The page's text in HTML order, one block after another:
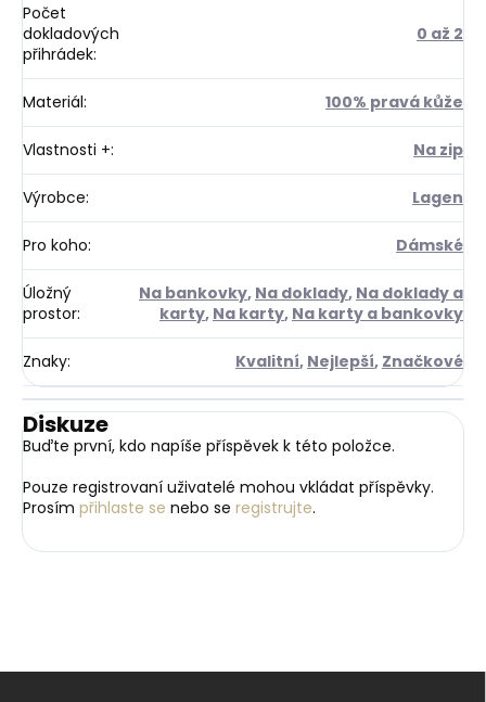
Počet
dokladových
přihrádek:
0 až 2
Materiál: 100% pravá kůže
Vlastnosti +: Na zip
Výrobce: Lagen
Pro koho: Dámské
Úložný
prostor:
Na bankovky, Na doklady, Na doklady a
karty, Na karty, Na karty a bankovky
Znaky: Kvalitní, Nejlepší, Značkové
Diskuze
Buďte první, kdo napíše příspěvek k této položce.
Pouze registrovaní uživatelé mohou vkládat příspěvky.
Prosím přihlaste se nebo se registrujte.